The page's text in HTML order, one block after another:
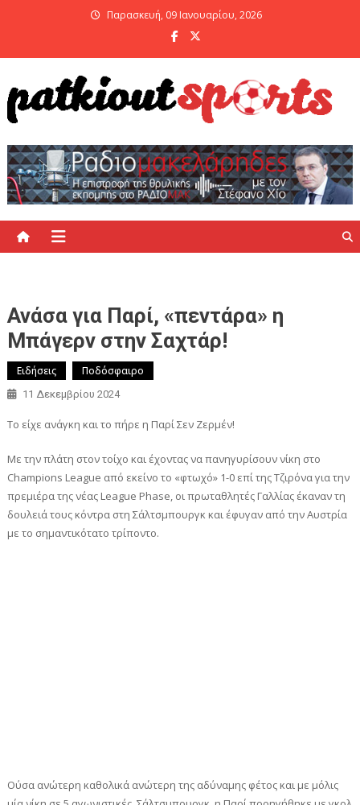
Παρασκευή, 09 Ιανουαρίου, 2026
Ανάσα για Παρί, «πεντάρα» η
Μπάγερν στην Σαχτάρ!
Ειδήσεις Ποδόσφαιρο
11 Δεκεμβρίου 2024
Το είχε ανάγκη και το πήρε η Παρί Σεν Ζερμέν!
Με την πλάτη στον τοίχο και έχοντας να πανηγυρίσουν νίκη στο
Champions League από εκείνο το «φτωχό» 1-0 επί της Τζιρόνα για την
πρεμιέρα της νέας League Phase, οι πρωταθλητές Γαλλίας έκαναν τη
δουλειά τους κόντρα στη Σάλτσμπουργκ και έφυγαν από την Αυστρία
με το σημαντικότατο τρίποντο.
Ούσα ανώτερη καθολικά ανώτερη της αδύναμης φέτος και με μόλις